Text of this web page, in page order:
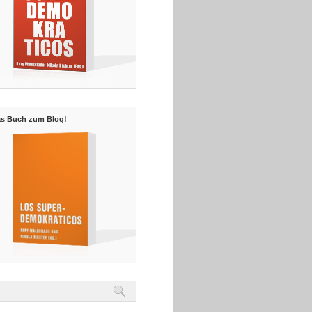
Buch zum Blog!